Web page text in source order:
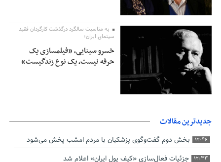
به مناسبت سالگرد درگذشت کارگردان فقید
سینمای ایران؛
خسرو سینایی، «فیلمسازی یک
حرفه نیست، یک نوع زندگیست»
جدیدترین مقالات
12:46 بخش دوم گفت‌وگوی پزشکیان با مردم امشب پخش می‌شود
12:33 جزئیات فعال‌سازی «کیف پول ایران» اعلام شد